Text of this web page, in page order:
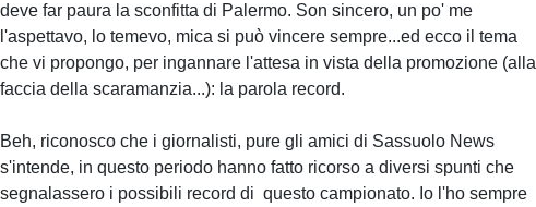
deve far paura la sconfitta di Palermo. Son sincero, un po' me
l'aspettavo, lo temevo, mica si può vincere sempre...ed ecco il tema
che vi propongo, per ingannare l'attesa in vista della promozione (alla
faccia della scaramanzia...): la parola record.
Beh, riconosco che i giornalisti, pure gli amici di Sassuolo News
s'intende, in questo periodo hanno fatto ricorso a diversi spunti che
segnalassero i possibili record di questo campionato. Io l'ho sempre